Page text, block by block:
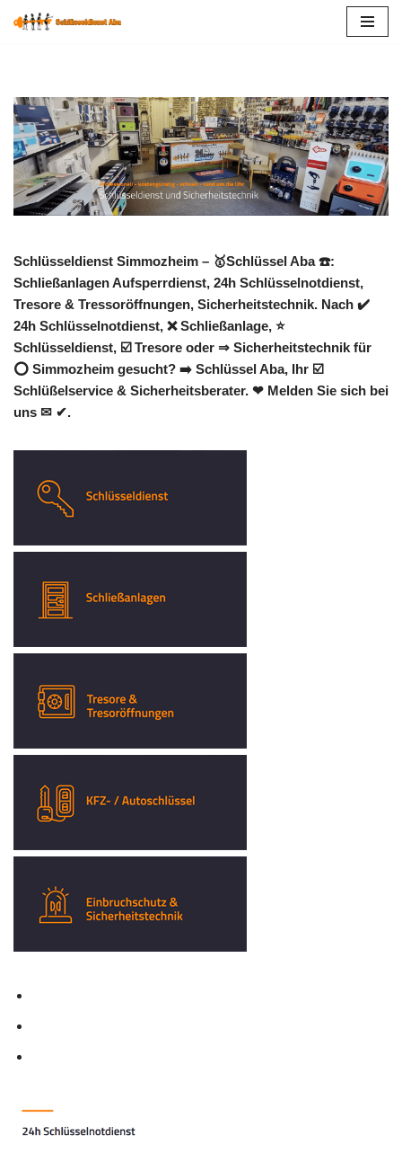
Schlüsseldienst Simmozheim – 🥇Schlüssel Aba ☎️:
Schließanlagen Aufsperrdienst, 24h Schlüsselnotdienst,
Tresore & Tressoröffnungen, Sicherheitstechnik. Nach ✔️
24h Schlüsselnotdienst, ❌ Schließanlage, ⭐
Schlüsseldienst, ☑️ Tresore oder ⇒ Sicherheitstechnik für
⭕ Simmozheim gesucht? ➡️ Schlüssel Aba, Ihr ☑️
Schlüßelservice & Sicherheitsberater. ❤ Melden Sie sich bei
uns ✉ ✔.